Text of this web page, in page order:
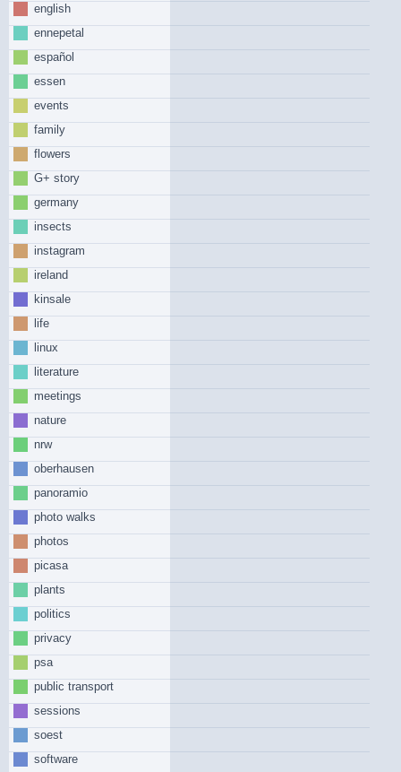
english
ennepetal
español
essen
events
family
flowers
G+ story
germany
insects
instagram
ireland
kinsale
life
linux
literature
meetings
nature
nrw
oberhausen
panoramio
photo walks
photos
picasa
plants
politics
privacy
psa
public transport
sessions
soest
software